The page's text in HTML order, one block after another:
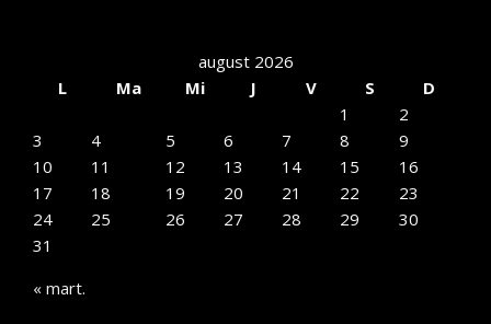
august 2026
L
Ma Mi J V S
D
1
2
3
4 5 6 7 8
9
10
11 12 13 14 15
16
17
18 19 20 21 22
23
24
25 26 27 28 29
30
31
« mart.